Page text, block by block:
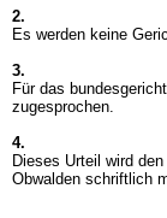
2.
Es werden keine
3.
Für das
zugesprochen.
4.
Dieses Urteil wird
Obwalden schriftlich